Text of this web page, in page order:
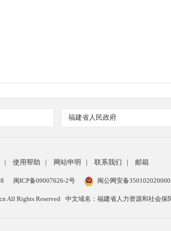
福建省人民政府
使用帮助 网站申明 联系我们 邮箱
闽ICP备09007626-2号 闽公网安备
All Rights Reserved 中文域名：福建省人力资源和社会保